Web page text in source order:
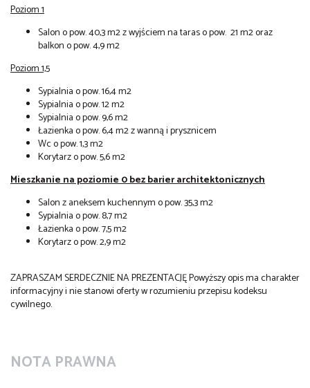
Poziom 1
Salon o pow. 40,3 m2 z wyjściem na taras o pow. 21 m2 oraz
balkon o pow. 4,9 m2
Poziom 1,5
Sypialnia o pow. 16,4 m2
Sypialnia o pow. 12 m2
Sypialnia o pow. 9,6 m2
Łazienka o pow. 6,4 m2 z wanną i prysznicem
Wc o pow. 1,3 m2
Korytarz o pow. 5,6 m2
Mieszkanie na poziomie 0 bez barier architektonicznych
Salon z aneksem kuchennym o pow. 35,3 m2
Sypialnia o pow. 8,7 m2
Łazienka o pow. 7,5 m2
Korytarz o pow. 2,9 m2
ZAPRASZAM SERDECZNIE NA PREZENTACJĘ Powyższy opis ma charakter
informacyjny i nie stanowi oferty w rozumieniu przepisu kodeksu
cywilnego.
NOTA PRAWNA